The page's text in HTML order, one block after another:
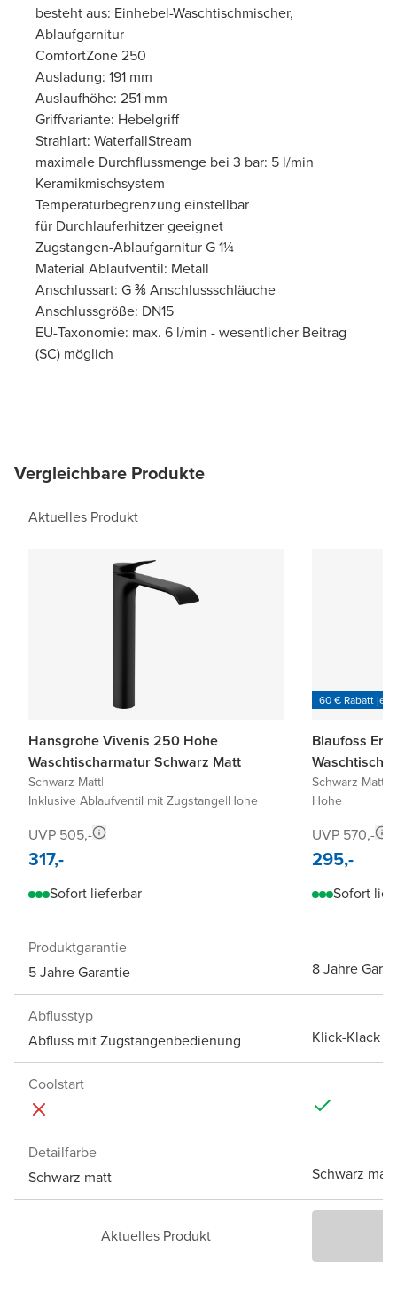
besteht aus: Einhebel-Waschtischmischer,
Ablaufgarnitur
ComfortZone 250
Ausladung: 191 mm
Auslaufhöhe: 251 mm
Griffvariante: Hebelgriff
Strahlart: WaterfallStream
maximale Durchflussmenge bei 3 bar: 5 l/min
Keramikmischsystem
Temperaturbegrenzung einstellbar
für Durchlauferhitzer geeignet
Zugstangen-Ablaufgarnitur G 1¼
Material Ablaufventil: Metall
Anschlussart: G ⅜ Anschlussschläuche
Anschlussgröße: DN15
EU-Taxonomie: max. 6 l/min - wesentlicher Beitrag
(SC) möglich
Vergleichbare Produkte
Aktuelles Produkt
Hansgrohe Vivenis 250 Hohe
Waschtischarmatur Schwarz Matt
Schwarz Matt|
Inklusive Ablaufventil mit Zugstange|Hohe
UVP 505,-
317,-
Sofort lieferbar
60 € Rabatt je
Blaufoss
Schwarz Matt
Hohe
UVP 570,-
295,-
Sofort
Produktgarantie
5 Jahre Garantie
8 Jahre
Abflusstyp
Abfluss mit Zugstangenbedienung
Klick-Klack
Coolstart
Detailfarbe
Schwarz matt
Schwarz matt
Aktuelles Produkt